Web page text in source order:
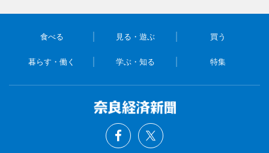
食べる 見る・遊ぶ 買う
暮らす・働く 学ぶ・知る 特集